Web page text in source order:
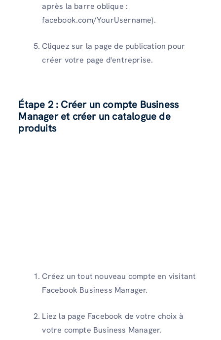
après la barre oblique :
facebook.com/YourUsername).
Cliquez sur la page de publication pour
créer votre page d'entreprise.
Étape 2 : Créer un compte Business
Manager et créer un catalogue de
produits
Créez un tout nouveau compte en visitant
Facebook Business Manager.
Liez la page Facebook de votre choix à
votre compte Business Manager.